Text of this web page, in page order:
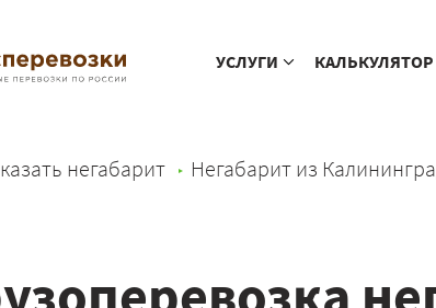
УСЛУГИ КАЛЬКУЛЯТОР
негабарит Негабарит из